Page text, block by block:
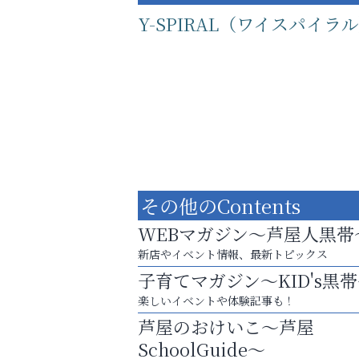
Y-SPIRAL（ワイスパイラル
運動不足「動かない」を解消しませんか？
そうさくてっぱん樹々
その他のContents
WEBマガジン～芦屋人黒帯
新店やイベント情報、最新トピックス
子育てマガジン～KID's黒
楽しいイベントや体験記事も！
芦屋のおけいこ～芦屋
SchoolGuide～